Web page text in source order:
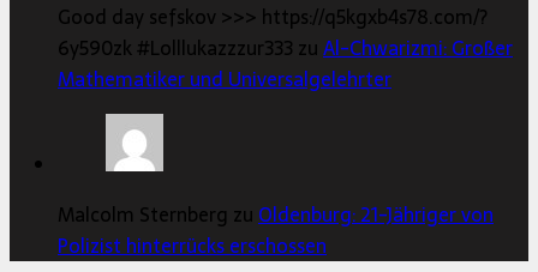
Good day sefskov >>> https://q5kgxb4s78.com/?
6y590zk #Lolllukazzzur333 zuAl-Chwarizmi: Großer
Mathematiker und Universalgelehrter
Malcolm Sternberg zu Oldenburg: 21-Jähriger von
Polizist hinterrücks erschossen